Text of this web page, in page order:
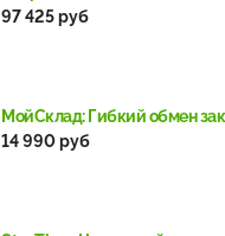
97 425 руб
МойСклад: Гибкий обмен
14 990 руб